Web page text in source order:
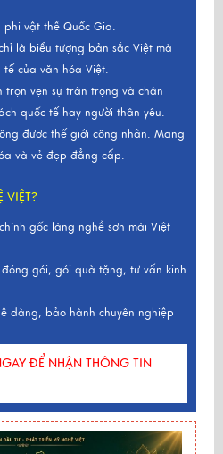
vật thể Quốc Gia.
là biểu tượng bản sắc Việt mà
của văn hóa Việt.
trọn vẹn sự trân trọng và chân
quốc tế hay người thân yêu.
được thế giới công nhận. Mang
và vẻ đẹp đẳng cấp.
VIỆT?
gốc làng nghề sơn mài Việt
đóng gói, gói quà tặng, tư vấn kinh
dàng, bảo hành chuyên nghiệp
ĐỂ NHẬN THÔNG TIN